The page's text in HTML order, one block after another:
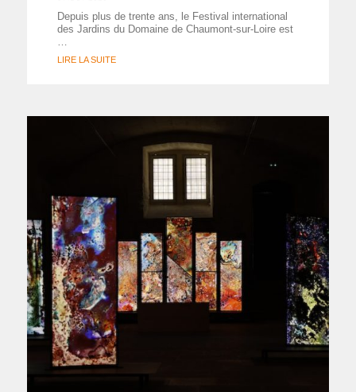
Depuis plus de trente ans, le Festival international
des Jardins du Domaine de Chaumont-sur-Loire est
LIRE LA SUITE